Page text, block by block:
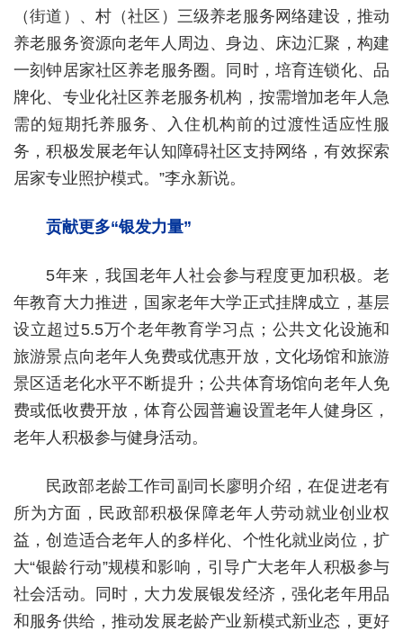
（街道）、村（社区）三级养老服务网络建设，推动
养老服务资源向老年人周边、身边、床边汇聚，构建
一刻钟居家社区养老服务圈。同时，培育连锁化、品
牌化、专业化社区养老服务机构，按需增加老年人急
需的短期托养服务、入住机构前的过渡性适应性服
务，积极发展老年认知障碍社区支持网络，有效探索
居家专业照护模式。”李永新说。
贡献更多“银发力量”
5年来，我国老年人社会参与程度更加积极。老
年教育大力推进，国家老年大学正式挂牌成立，基层
设立超过5.5万个老年教育学习点；公共文化设施和
旅游景点向老年人免费或优惠开放，文化场馆和旅游
景区适老化水平不断提升；公共体育场馆向老年人免
费或低收费开放，体育公园普遍设置老年人健身区，
老年人积极参与健身活动。
民政部老龄工作司副司长廖明介绍，在促进老有
所为方面，民政部积极保障老年人劳动就业创业权
益，创造适合老年人的多样化、个性化就业岗位，扩
大“银龄行动”规模和影响，引导广大老年人积极参与
社会活动。同时，大力发展银发经济，强化老年用品
和服务供给，推动发展老龄产业新模式新业态，更好